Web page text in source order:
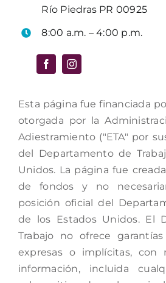
Río Piedras PR 00925
8:00 a.m. – 4:00 p.m.
Esta página fue financiada
otorgada por la
Adiestramiento ("ETA" por
del Departamento de
Unidos. La página fue
de fondos y no
posición oficial del
de los Estados Unidos. El
Trabajo no ofrece
expresas o implícitas, con
información, incluida